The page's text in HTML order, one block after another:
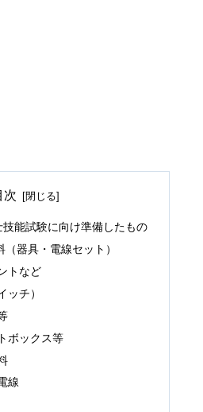
次
能試験に向け準備したもの
器具・電線セット）
トなど
ッチ）
ボックス等
線